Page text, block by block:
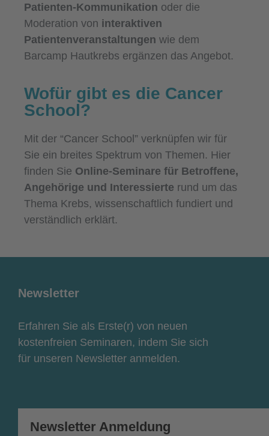
Patienten-Kommunikation oder die
Moderation von interaktiven
Patientenveranstaltungen wie dem
Barcamp Hautkrebs ergänzen das Angebot.
Wofür gibt es die Cancer
School?
Mit der “Cancer School” verknüpfen wir für
Sie ein breites Spektrum von Themen. Hier
finden Sie Online-Seminare für Betroffene,
Angehörige und Interessierte rund um das
Thema Krebs, wissenschaftlich fundiert und
verständlich erklärt.
Newsletter
Erfahren Sie als Erste(r) von neuen
kostenfreien Seminaren, indem Sie sich
für unseren Newsletter anmelden.
Newsletter Anmeldung